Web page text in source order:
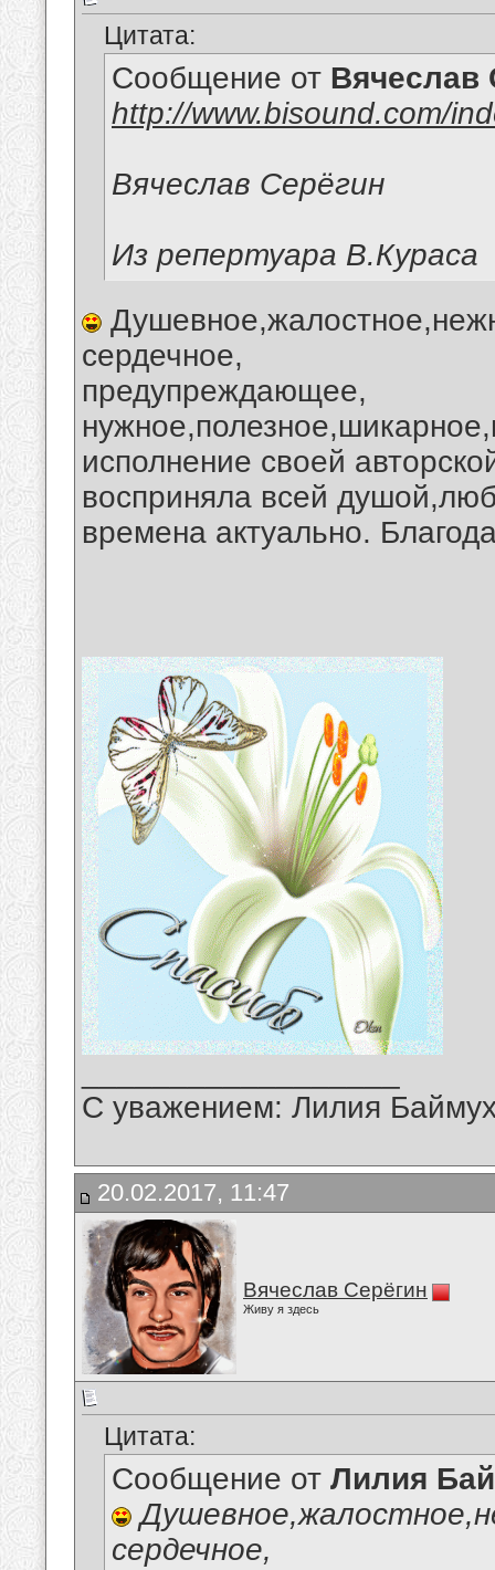
Цитата:
Сообщение от Вячеслав
http://www.bisound.com/
Вячеслав Серёгин
Из репертуара В.Кураса
сердечное,
предупреждающее,
исполнение своей
восприняла всей
времена актуально.
С уважением: Лилия
20.02.2017, 11:47
Вячеслав Серёгин
Живу я здесь
Цитата:
Сообщение от Лилия
сердечное,